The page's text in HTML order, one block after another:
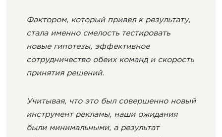
Фактором, который привел к результату,
стала именно смелость тестировать
новые гипотезы, эффективное
сотрудничество обеих команд и скорость
принятия решений.
Учитывая, что это был совершенно новый
инструмент рекламы, наши ожидания
были минимальными, а результат